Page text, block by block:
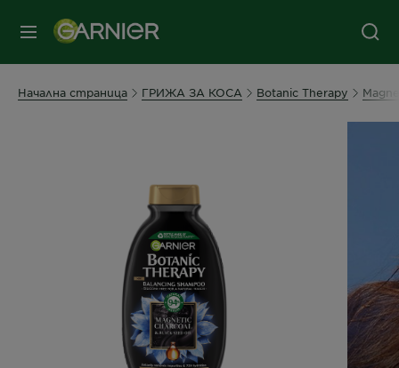
МЕНЮ
Начална страница ГРИЖА ЗА КОСА Botanic Therapy